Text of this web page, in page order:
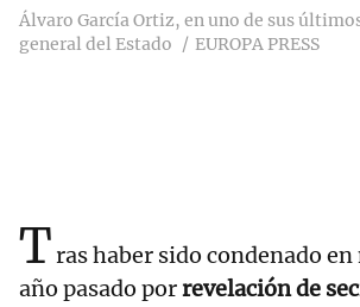
Álvaro García Ortiz, en uno de sus
general del Estado
EUROPA PRESS
Tras haber sido condenado
año pasado porrevelación de